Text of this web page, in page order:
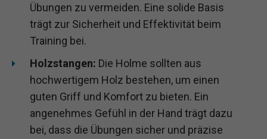
Übungen zu vermeiden. Eine solide Basis
trägt zur Sicherheit und Effektivität beim
Training bei.
Holzstangen: Die Holme sollten aus
hochwertigem Holz bestehen, um einen
guten Griff und Komfort zu bieten. Ein
angenehmes Gefühl in der Hand trägt dazu
bei, dass die Übungen sicher und präzise